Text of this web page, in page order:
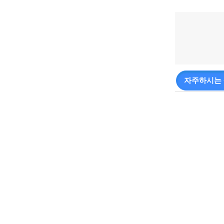
자주하시는
등록된 FAQ가